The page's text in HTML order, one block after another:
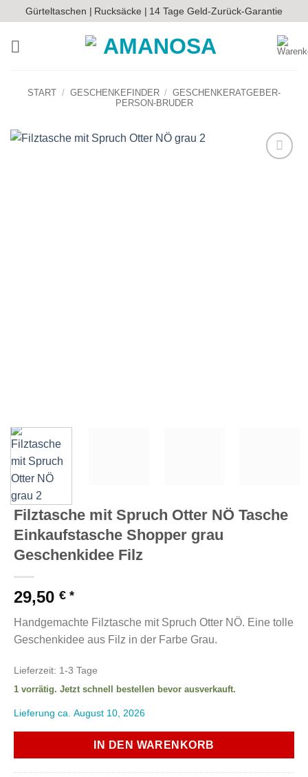
Inhalt
springen
Gürteltaschen | Rucksäcke | 14 Tage Geld-Zurück-Garantie
START / GESCHENKEFINDER / GESCHENKERATGEBER-
PERSON-BRUDER
Filztasche mit Spruch Otter NÖ Tasche
Einkaufstasche Shopper grau
Geschenkidee Filz
29,50 €
Handgemachte Filztasche mit Spruch Otter NÖ. Eine tolle
Geschenkidee aus Filz in der Farbe Grau.
Lieferzeit: 1-3 Tage
1 vorrätig. Jetzt schnell bestellen bevor ausverkauft.
Lieferung ca. August 10, 2026
IN DEN WARENKORB